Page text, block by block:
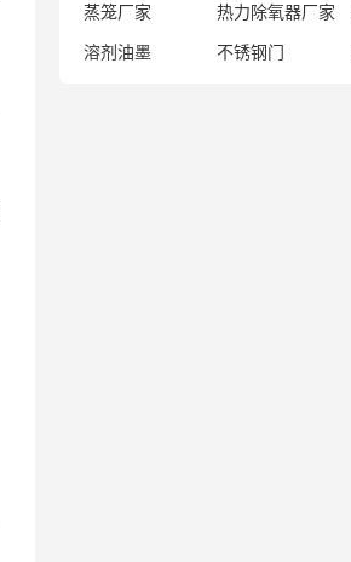
蒸笼厂家
热力除氧器厂家
溶剂油墨
不锈钢门